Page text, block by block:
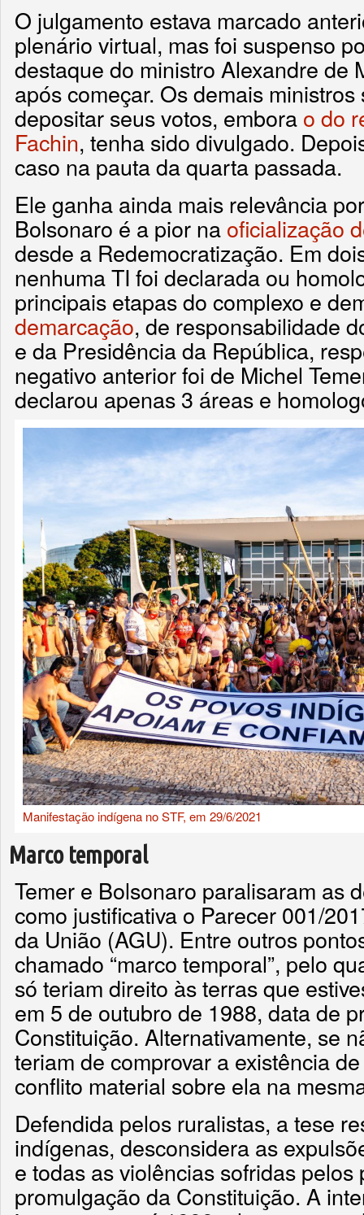
O julgamento estava marcado
plenário virtual, mas foi suspenso
destaque do ministro Alexandre de
após começar. Os demais
depositar seus votos, embora o do
Fachin, tenha sido divulgado.
caso na pauta da quarta passada.
Ele ganha ainda mais relevância
Bolsonaro é a pior na oficialização
desde a Redemocratização. Em
nenhuma TI foi declarada ou
principais etapas do complexo e
demarcação, de responsabilidade
e da Presidência da República,
negativo anterior foi de Michel
declarou apenas 3 áreas e
Manifestação indígena no STF, em 29/6/2021
Marco temporal
Temer e Bolsonaro paralisaram as
como justificativa o Parecer 001/
da União (AGU). Entre outros
chamado “marco temporal”, pelo
só teriam direito às terras que
em 5 de outubro de 1988, data de
Constituição. Alternativamente, se
teriam de comprovar a existência
conflito material sobre ela na
Defendida pelos ruralistas, a tese
indígenas, desconsidera as
e todas as violências sofridas
promulgação da Constituição. A